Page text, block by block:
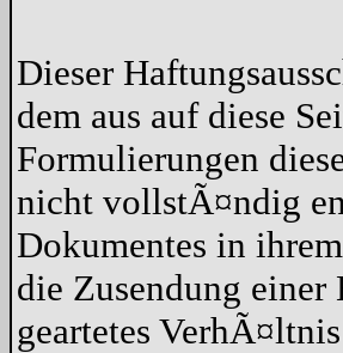
Dieser
dem aus auf diese
Formulierungen
nicht vollstÃ¤ndig
Dokumentes in
die Zusendung
geartetes